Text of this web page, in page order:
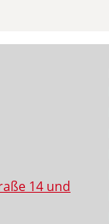
14 und